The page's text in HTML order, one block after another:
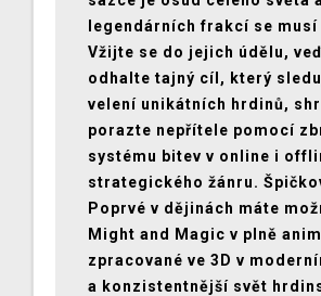
legendárních frakcí se
Vžijte se do jejich údělu,
odhalte tajný cíl, který
velení unikátních hrdinů,
porazte nepřítele pomocí
systému bitev v online i
strategického žánru.
Poprvé v dějinách máte
Might and Magic v plně
zpracované ve 3D v
a konzistentnější svět